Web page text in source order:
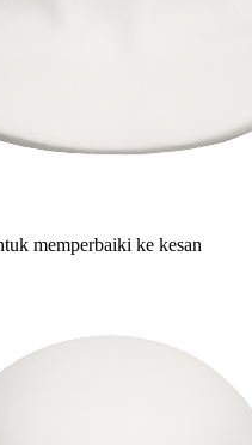
memperbaiki ke kesan